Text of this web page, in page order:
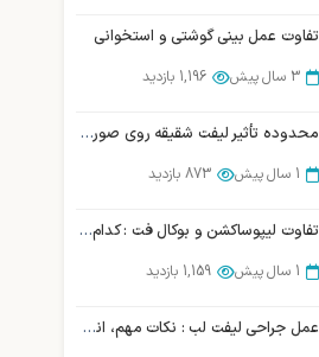
جراحی بوکال فت یا برداشتن چربی لپ در شیراز
1 سال پیش 1,839 بازدید
تفاوت عمل بینی گوشتی و استخوانی
3 سال پیش 1,196 بازدید
محدوده تأثیر لیفت شقیقه روی صورت + مقایسه با روش های دیگر
1 سال پیش 873 بازدید
تفاوت لیپوساکشن و بوکال فت : کدام روش مناسب شماست؟
1 سال پیش 1,159 بازدید
عمل جراحی لیفت لب : نکات مهم، انواع، روش و …